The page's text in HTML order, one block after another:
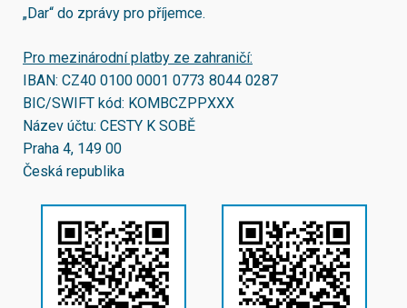
„Dar“ do zprávy pro příjemce.
Pro mezinárodní platby ze zahraničí:
IBAN: CZ40 0100 0001 0773 8044 0287
BIC/SWIFT kód: KOMBCZPPXXX
Název účtu: CESTY K SOBĚ
Praha 4, 149 00
Česká republika